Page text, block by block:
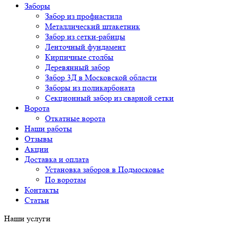
Заборы
Забор из профнастила
Металлический штакетник
Забор из сетки-рабицы
Ленточный фундамент
Кирпичные столбы
Деревянный забор
Забор 3Д в Московской области
Заборы из поликарбоната
Секционный забор из сварной сетки
Ворота
Откатные ворота
Наши работы
Отзывы
Акции
Доставка и оплата
Установка заборов в Подмосковье
По воротам
Контакты
Статьи
Наши услуги